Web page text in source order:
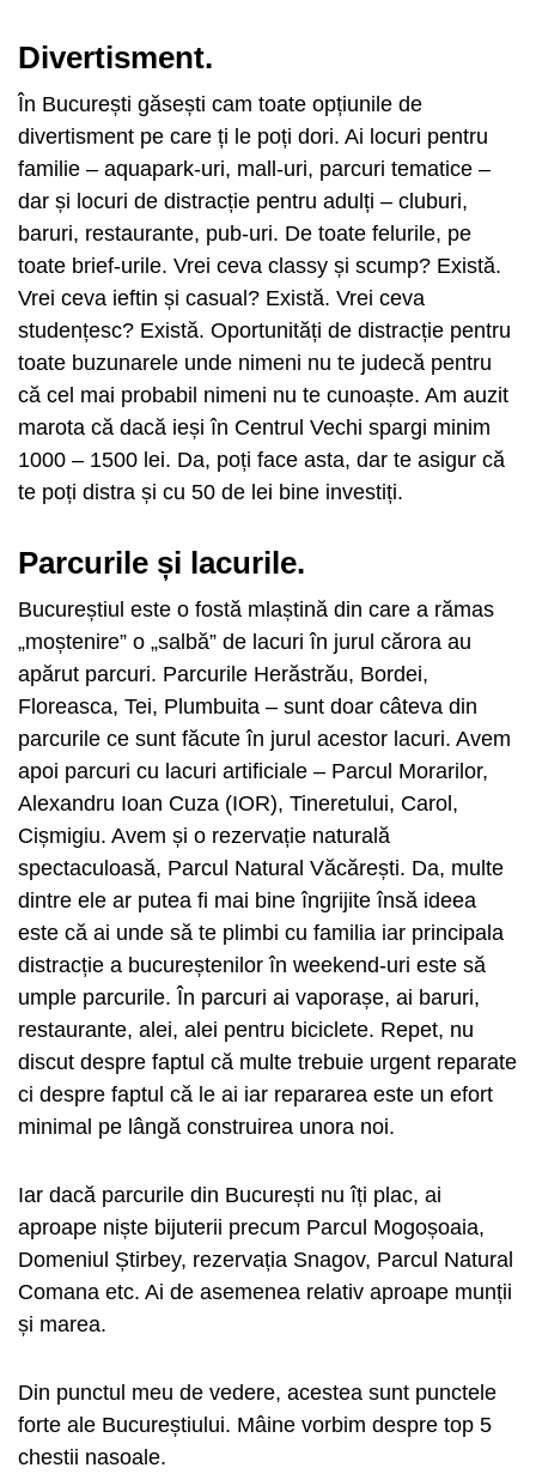
Divertisment.
În București găsești cam toate opțiunile de
divertisment pe care ți le poți dori. Ai locuri pentru
familie – aquapark-uri, mall-uri, parcuri tematice –
dar și locuri de distracție pentru adulți – cluburi,
baruri, restaurante, pub-uri. De toate felurile, pe
toate brief-urile. Vrei ceva classy și scump? Există.
Vrei ceva ieftin și casual? Există. Vrei ceva
studențesc? Există. Oportunități de distracție pentru
toate buzunarele unde nimeni nu te judecă pentru
că cel mai probabil nimeni nu te cunoaște. Am auzit
marota că dacă ieși în Centrul Vechi spargi minim
1000 – 1500 lei. Da, poți face asta, dar te asigur că
te poți distra și cu 50 de lei bine investiți.
Parcurile și lacurile.
Bucureștiul este o fostă mlaștină din care a rămas
„moștenire” o „salbă” de lacuri în jurul cărora au
apărut parcuri. Parcurile Herăstrău, Bordei,
Floreasca, Tei, Plumbuita – sunt doar câteva din
parcurile ce sunt făcute în jurul acestor lacuri. Avem
apoi parcuri cu lacuri artificiale – Parcul Morarilor,
Alexandru Ioan Cuza (IOR), Tineretului, Carol,
Cișmigiu. Avem și o rezervație naturală
spectaculoasă, Parcul Natural Văcărești. Da, multe
dintre ele ar putea fi mai bine îngrijite însă ideea
este că ai unde să te plimbi cu familia iar principala
distracție a bucureștenilor în weekend-uri este să
umple parcurile. În parcuri ai vaporașe, ai baruri,
restaurante, alei, alei pentru biciclete. Repet, nu
discut despre faptul că multe trebuie urgent reparate
ci despre faptul că le ai iar repararea este un efort
minimal pe lângă construirea unora noi.
Iar dacă parcurile din București nu îți plac, ai
aproape niște bijuterii precum Parcul Mogoșoaia,
Domeniul Știrbey, rezervația Snagov, Parcul Natural
Comana etc. Ai de asemenea relativ aproape munții
și marea.
Din punctul meu de vedere, acestea sunt punctele
forte ale Bucureștiului. Mâine vorbim despre top 5
chestii nasoale.